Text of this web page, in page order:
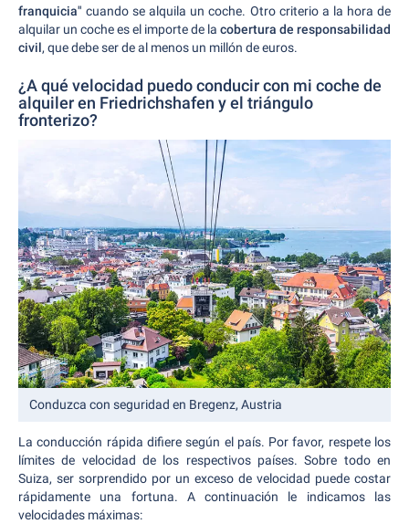
franquicia" cuando se alquila un coche. Otro criterio a la hora de
alquilar un coche es el importe de la cobertura de responsabilidad
civil, que debe ser de al menos un millón de euros.
¿A qué velocidad puedo conducir con mi coche de
alquiler en Friedrichshafen y el triángulo
fronterizo?
Conduzca con seguridad en Bregenz, Austria
La conducción rápida difiere según el país. Por favor, respete los
límites de velocidad de los respectivos países. Sobre todo en
Suiza, ser sorprendido por un exceso de velocidad puede costar
rápidamente una fortuna. A continuación le indicamos las
velocidades máximas: